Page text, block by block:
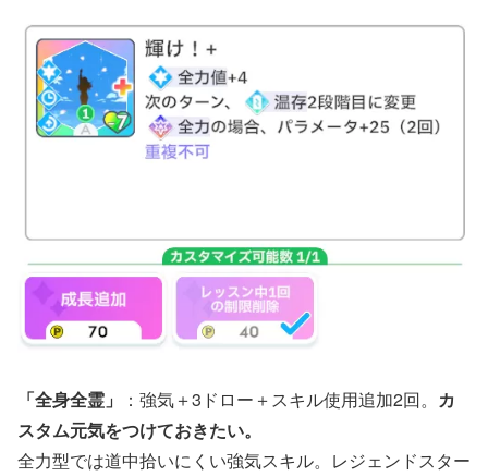
「全身全霊」 ：強気＋3ドロー＋スキル使用追加2回。 カ
スタム元気をつけておきたい。
全力型では道中拾いにくい強気スキル。レジェンドスター